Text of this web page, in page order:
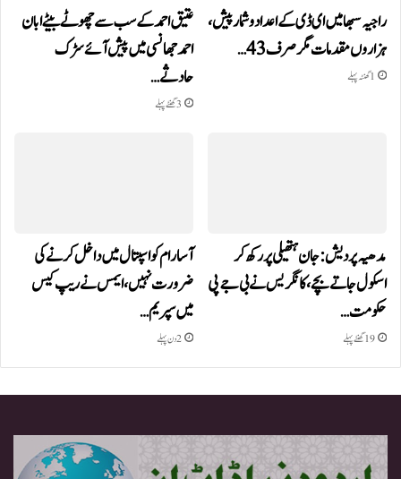
راجیہ سبھا میں ای ڈی کے اعداد و شمار پیش،
ہزاروں مقدمات مگر صرف 43…
1 گھنٹہ پہلے
عتیق احمد کے سب سے چھوٹے بیٹے ابان
احمد جھانسی میں پیش آئے سڑک
حادثے…
3 گھنٹے پہلے
مدھیہ پردیش:جان ہتھیلی پر رکھ کر
اسکول جاتے بچے، کانگریس نے بی جے پی
حکومت…
19 گھنٹے پہلے
آسارام کو اسپتال میں داخل کرنے کی
ضرورت نہیں، ایمس نے ریپ کیس
میں سپریم…
2 دن پہلے